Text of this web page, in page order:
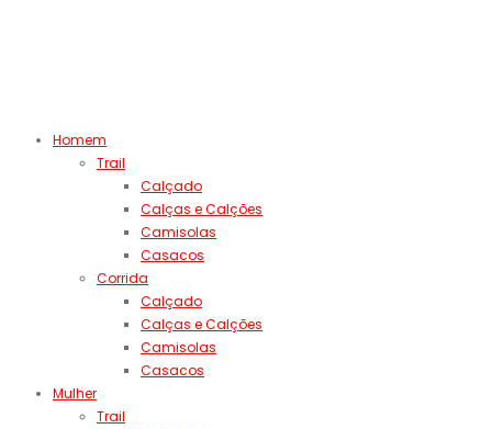
Homem
Trail
Calçado
Calças e Calções
Camisolas
Casacos
Corrida
Calçado
Calças e Calções
Camisolas
Casacos
Mulher
Trail